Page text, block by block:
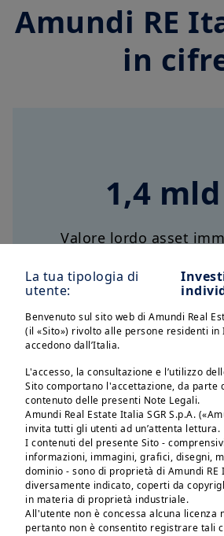
Amundi RE
in
1,4
Valore lordo asset
28
Immobili
5
Fondi
La tua tipologia di
utente:
Benvenuto sul sito web di Amundi Real
(il «Sito») rivolto alle persone residenti in
accedono dall’Italia.
L'accesso, la consultazione e l’utilizzo
Sito comportano l'accettazione, da parte
contenuto delle presenti Note Legali.
Amundi Real Estate Italia SGR S.p.A.
invita tutti gli utenti ad un’attenta lettura.
I contenuti del presente Sito -
informazioni, immagini, grafici, disegni,
dominio - sono di proprietà di Amundi RE
diversamente indicato, coperti da
in materia di proprietà industriale.
All'utente non è concessa alcuna licenza
pertanto non è consentito registrare tali